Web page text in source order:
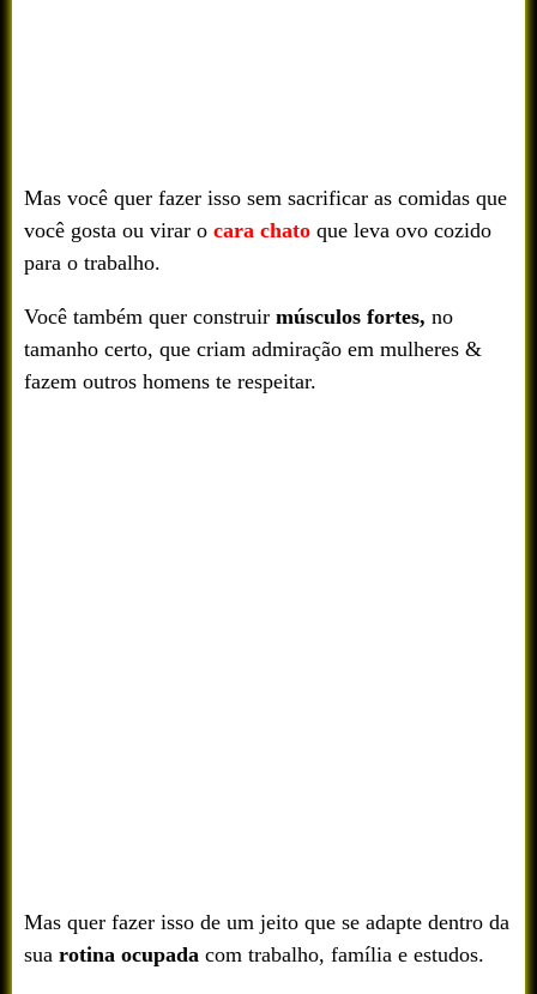
Mas você quer fazer isso sem sacrificar as comidas que
você gosta ou virar o cara chato que leva ovo cozido
para o trabalho.
Você também quer construir músculos fortes, no
tamanho certo, que criam admiração em mulheres &
fazem outros homens te respeitar.
Mas quer fazer isso de um jeito que se adapte dentro da
sua rotina ocupada com trabalho, família e estudos.